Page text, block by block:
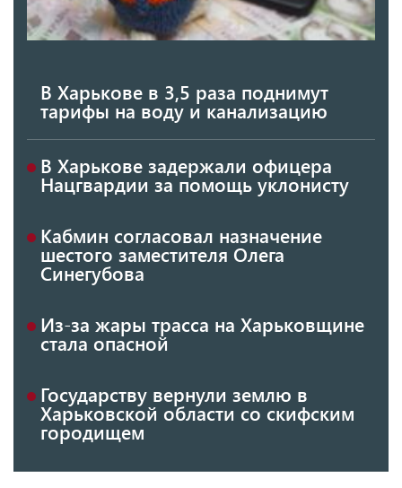
В Харькове в 3,5 раза поднимут
тарифы на воду и канализацию
В Харькове задержали офицера
Нацгвардии за помощь уклонисту
Кабмин согласовал назначение
шестого заместителя Олега
Синегубова
Из-за жары трасса на Харьковщине
стала опасной
Государству вернули землю в
Харьковской области со скифским
городищем